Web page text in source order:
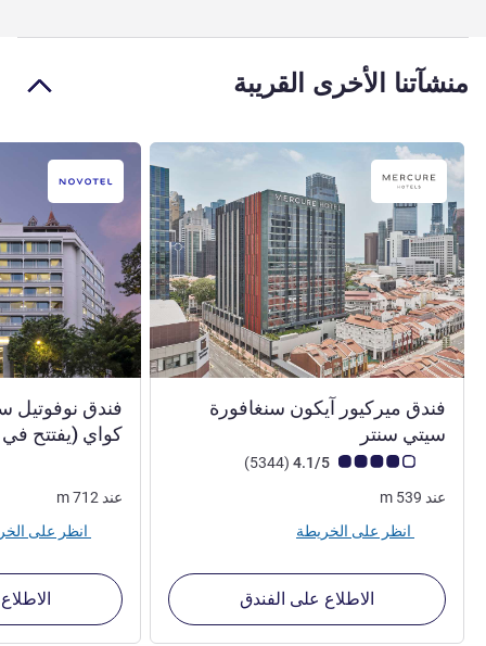
منشآتنا الأخرى القريبة
فندق ميركيور آيكون سنغافورة
سيتي سنتر
ملاحظة أراء العملاء (رأي ALL) (5344 أراء)
عند
m 539
الاطلاع على الفندق
فندق نوفوتيل
كواي (يفتتح في
عند m712